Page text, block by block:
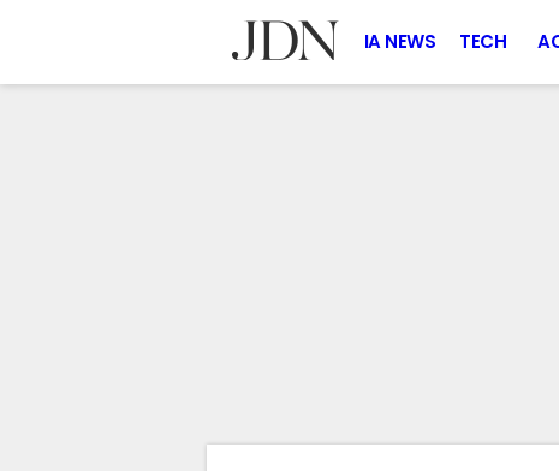
IA NEWS TECH